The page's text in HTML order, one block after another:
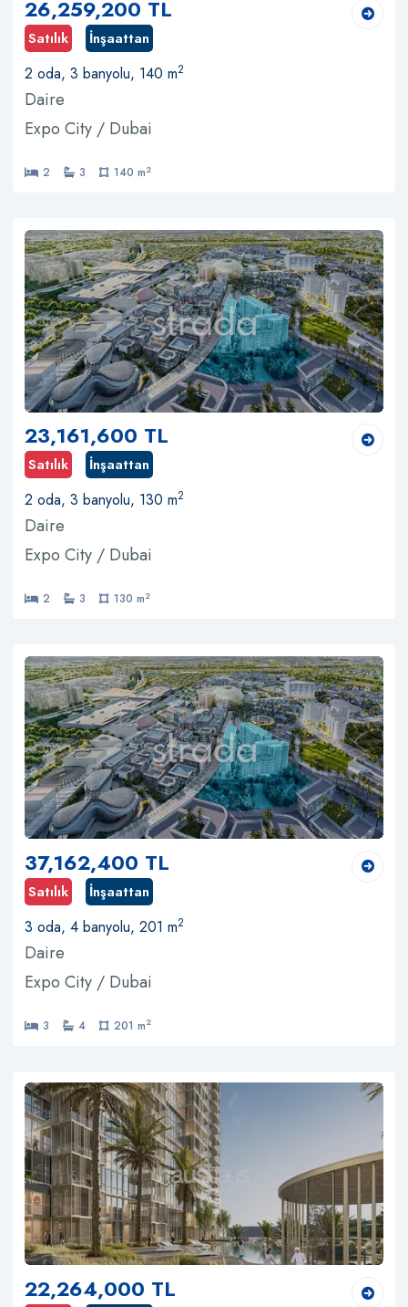
26,259,200 TL
Satılık İnşaattan
2 oda, 3 banyolu, 140 m2
Daire
Expo City / Dubai
2 3 140 m2
23,161,600 TL
Satılık İnşaattan
2 oda, 3 banyolu, 130 m2
Daire
Expo City / Dubai
2 3 130 m2
37,162,400 TL
Satılık İnşaattan
3 oda, 4 banyolu, 201 m2
Daire
Expo City / Dubai
3 4 201 m2
22,264,000 TL